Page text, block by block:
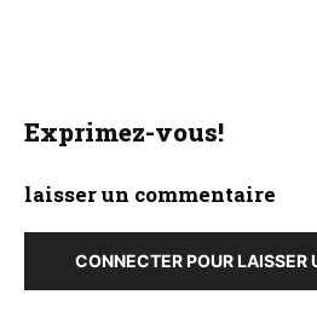
Exprimez-vous!
laisser un commentaire
CONNECTER POUR LAISSER